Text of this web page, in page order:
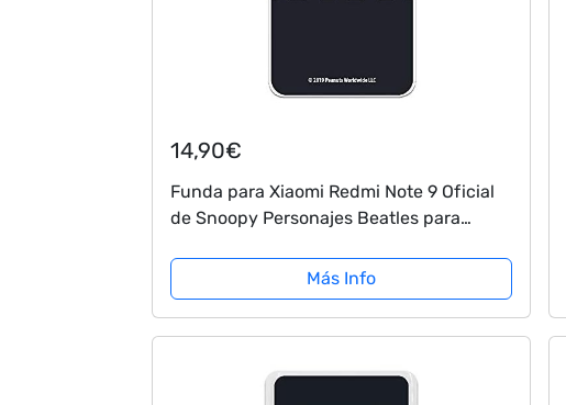
14,90€
Funda para Xiaomi Redmi Note 9 Oficial
de Snoopy Personajes Beatles para
de Silicona Flexible con Licencia Oficial
de...
Más Info